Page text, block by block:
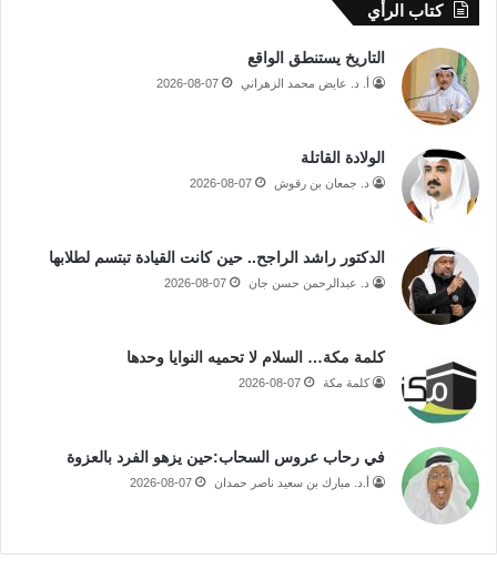
كتاب الرأي
التاريخ يستنطق الواقع
أ. د. عايض محمد الزهراني 2026-08-07
الولادة القاتلة
د. جمعان بن رقوش 2026-08-07
الدكتور راشد الراجح.. حين كانت القيادة تبتسم لطلابها
د. عبدالرحمن حسن جان 2026-08-07
كلمة مكة… السلام لا تحميه النوايا وحدها
كلمة مكة 2026-08-07
في رحاب عروس السحاب:حين يزهو الفرد بالعزوة
أ.د. مبارك بن سعيد ناصر حمدان 2026-08-07